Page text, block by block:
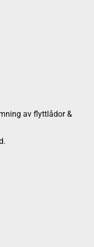
av flyttlådor &